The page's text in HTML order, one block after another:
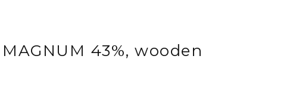
43%, wooden